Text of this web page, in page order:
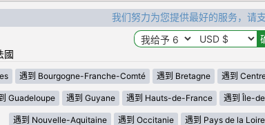
我们努力为您提供最好的服务，请
國
遇到 Bourgogne-Franche-Comté 遇到 Bretagne 遇到
Guadeloupe 遇到 Guyane 遇到 Hauts-de-France 遇到 Île-
遇到 Nouvelle-Aquitaine 遇到 Occitanie 遇到 Pays de la Loire